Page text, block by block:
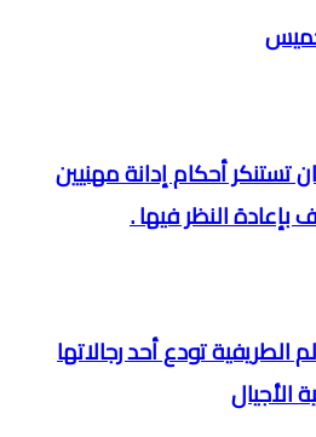
تستنكر أحكام إدانة مهنيين
النظر فيها .
تودع أحد رجالاتها
الأجيال